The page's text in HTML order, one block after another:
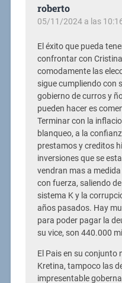
roberto
05/11/2024 a las
El éxito que pueda
confrontar con
comodamente las
sigue cumpliendo con
gobierno de curros y
pueden hacer es
Terminar con la
blanqueo, a la
prestamos y creditos
inversiones que se
vendran mas a
con fuerza, saliendo
sistema K y la
años pasados. Hay
para poder pagar la
su vice, son 440.000
El Pais en su conjunto
Kretina, tampoco las
impresentable